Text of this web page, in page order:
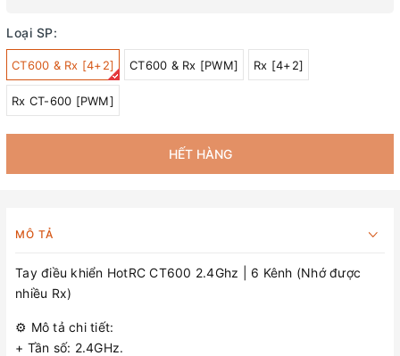
Loại SP:
CT600 & Rx [4+2] CT600 & Rx [PWM] Rx [4+2]
Rx CT-600 [PWM]
HẾT HÀNG
MÔ TẢ
Tay điều khiển HotRC CT600 2.4Ghz | 6 Kênh (Nhớ được
nhiều Rx)
⚙️ Mô tả chi tiết:
+ Tần số: 2.4GHz.